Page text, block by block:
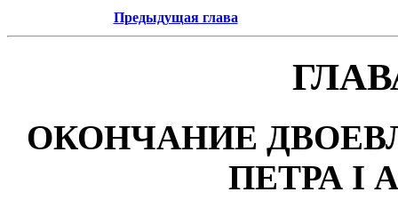
Предыдущая глава
ОКОНЧАНИЕ
ПЕТРА I